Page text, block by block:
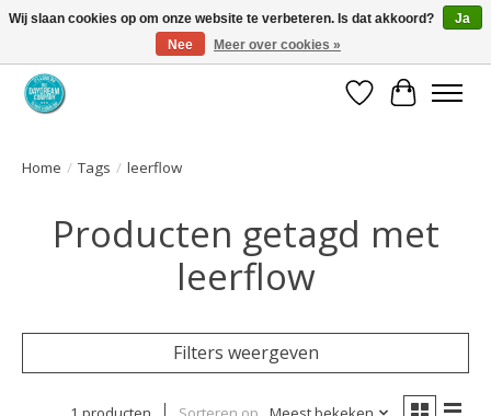
Coaching via download. Effectief en voordelig.
Verlanglijst
Home / Tags / leerflow
Producten getagd met
leerflow
Filters weergeven
Wij slaan cookies op om onze website te verbeteren. Is dat akkoord?
Ja
Nee
Meer over cookies »